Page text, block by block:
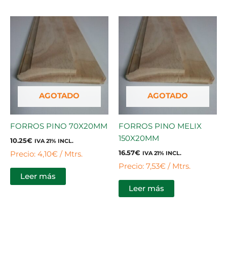
AGOTADO
FORROS PINO 70X20MM
10.25€ IVA 21% INCL.
Precio: 4,10€ / Mtrs.
Leer más
AGOTADO
FORROS PINO MELIX
150X20MM
16.57€ IVA 21% INCL.
Precio: 7,53€ / Mtrs.
Leer más